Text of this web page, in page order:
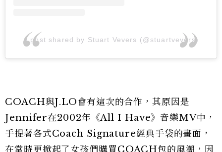
A post shared by Stuart Vevers (@stuartvevers)
COACH與J.LO會有這次的合作，其原因是
Jennifer在2002年《All I Have》音樂MV中，
手提著各式Coach Signature經典手袋的畫面，
在當時更掀起了女孩們購買COACH包的風潮，因